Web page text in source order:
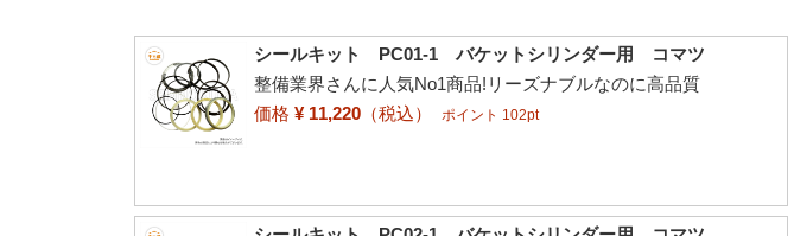
シールキット PC01-1 バケットシリンダー用 コマツ
整備業界さんに人気No1商品!リーズナブルなのに高品質
価格 ¥ 11,220 （税込） ポイント 102pt